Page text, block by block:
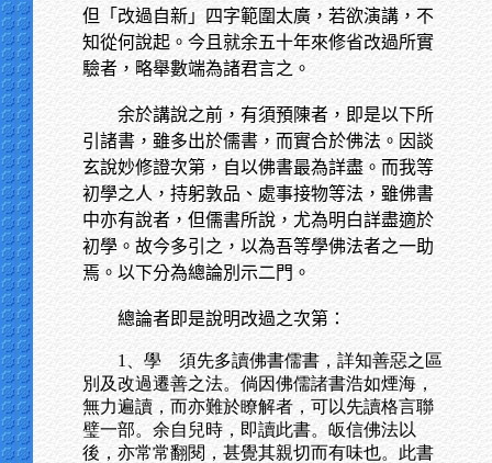
但「改過自新」四字範圍太廣，若欲演講，不
知從何說起。今且就余五十年來修省改過所實
驗者，略舉數端為諸君言之。
余於講說之前，有須預陳者，即是以下所
引諸書，雖多出於儒書，而實合於佛法。因談
玄說妙修證次第，自以佛書最為詳盡。而我等
初學之人，持躬敦品、處事接物等法，雖佛書
中亦有說者，但儒書所說，尤為明白詳盡適於
初學。故今多引之，以為吾等學佛法者之一助
焉。以下分為總論別示二門。
總論者即是說明改過之次第：
1、學 須先多讀佛書儒書，詳知善惡之區
別及改過遷善之法。倘因佛儒諸書浩如煙海，
無力遍讀，而亦難於瞭解者，可以先讀格言聯
璧一部。余自兒時，即讀此書。皈信佛法以
後，亦常常翻閱，甚覺其親切而有味也。此書